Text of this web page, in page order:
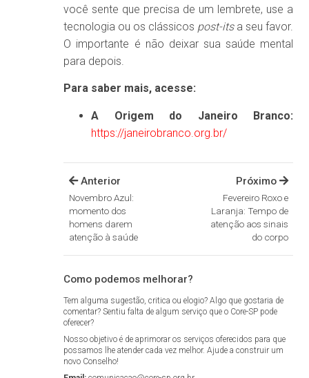
você sente que precisa de um lembrete, use a
tecnologia ou os clássicos post-itsa seu favor.
O importante é não deixar sua saúde mental
para depois.
Para saber mais, acesse:
A Origem do Janeiro Branco:
https://janeirobranco.org.br/
Anterior
Novembro Azul:
momento dos
homens darem
atenção à saúde
Próximo
Fevereiro Roxo e
Laranja: Tempo de
atenção aos sinais
do corpo
Como podemos melhorar?
Tem alguma sugestão, critica ou elogio? Algo que gostaria de
comentar? Sentiu falta de algum serviço que o Core-SP pode
oferecer?
Nosso objetivo é de aprimorar os serviços oferecidos para que
possamos lhe atender cada vez melhor. Ajude a construir um
novo Conselho!